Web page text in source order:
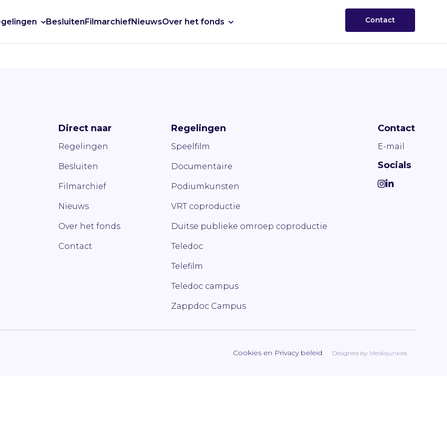
BesluitenFilmarchiefNieuwsOver het fonds Contact
Direct naar
Regelingen
Besluiten
Filmarchief
Nieuws
Over het fonds
Contact
Regelingen
Speelfilm
Documentaire
Podiumkunsten
VRT coproductie
Duitse publieke omroep coproductie
Teledoc
Telefilm
Teledoc campus
Zappdoc Campus
Contact
E-mail
Socials
Cookies en Privacy beleid Designed by: Mediajunkies